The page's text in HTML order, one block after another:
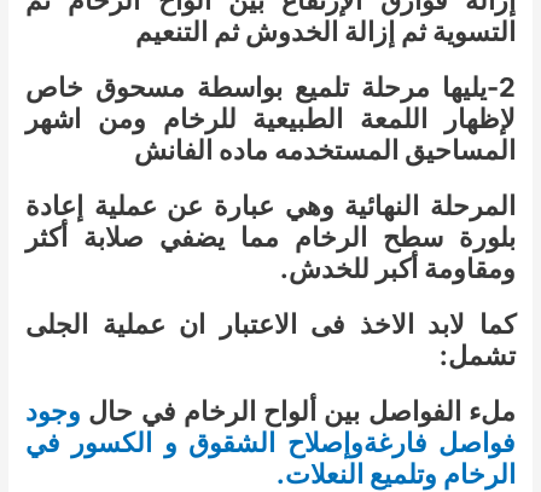
التسوية ثم إزالة الخدوش ثم التنعيم
2-يليها مرحلة تلميع بواسطة مسحوق خاص
لإظهار اللمعة الطبيعية للرخام ومن اشهر
المساحيق المستخدمه ماده الفانش
المرحلة النهائية وهي عبارة عن عملية إعادة
بلورة سطح الرخام مما يضفي صلابة أكثر
ومقاومة أكبر للخدش.
كما لابد الاخذ فى الاعتبار ان عملية الجلى
تشمل:
ملء الفواصل بين ألواح الرخام في حال وجود
فواصل فارغةوإصلاح الشقوق و الكسور في
الرخام وتلميع النعلات.